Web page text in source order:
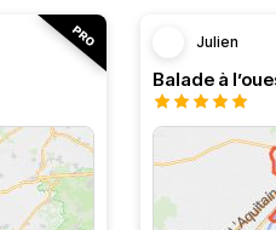
Julien
Balade à